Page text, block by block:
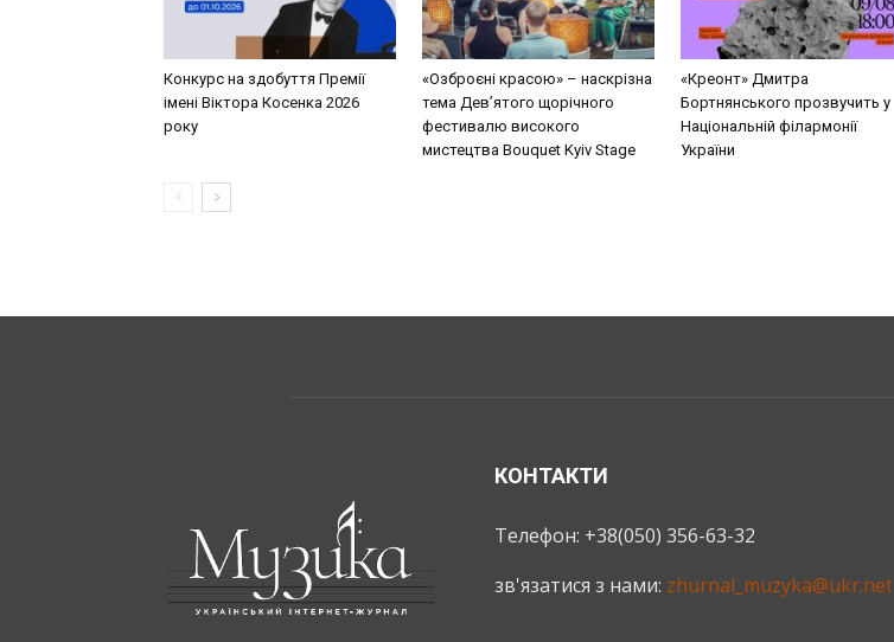
Конкурс на здобуття Премії
імені Віктора Косенка 2026
року
«Озброєні красою» – наскрізна
тема Дев’ятого щорічного
фестивалю високого
мистецтва Bouquet Kyiv Stage
«Креонт» Дмитра
Бортнянського прозвучить у
Національній філармонії
України
КОНТАКТИ
Телефон: +38(050) 356-63-32
зв'язатися з нами: zhurnal_muzyka@ukr.net